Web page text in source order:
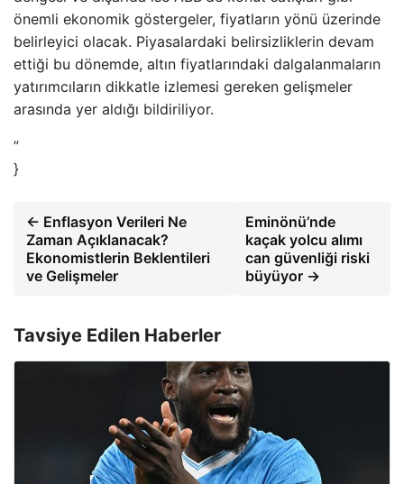
önemli ekonomik göstergeler, fiyatların yönü üzerinde
belirleyici olacak. Piyasalardaki belirsizliklerin devam
ettiği bu dönemde, altın fiyatlarındaki dalgalanmaların
yatırımcıların dikkatle izlemesi gereken gelişmeler
arasında yer aldığı bildiriliyor.
”
}
← Enflasyon Verileri Ne
Zaman Açıklanacak?
Ekonomistlerin Beklentileri
ve Gelişmeler
Eminönü’nde
kaçak yolcu alımı
can güvenliği riski
büyüyor →
Tavsiye Edilen Haberler